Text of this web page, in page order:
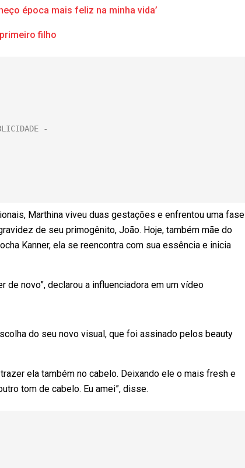
época mais feliz na minha vida’
filho
Marthina viveu duas gestações e enfrentou uma fase
de seu primogênito, João. Hoje, também mãe do
Kanner, ela se reencontra com sua essência e inicia
de novo”, declarou a influenciadora em um vídeo
do seu novo visual, que foi assinado pelos beauty
ela também no cabelo. Deixando ele o mais fresh e
tom de cabelo. Eu amei”, disse.